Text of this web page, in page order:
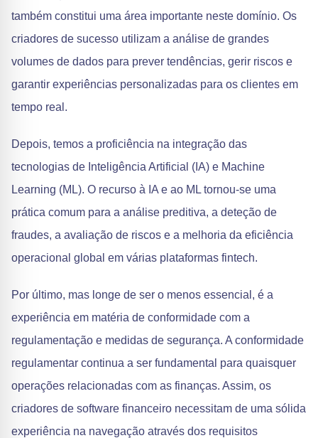
também constitui uma área importante neste domínio. Os
criadores de sucesso utilizam a análise de grandes
volumes de dados para prever tendências, gerir riscos e
garantir experiências personalizadas para os clientes em
tempo real.
Depois, temos a proficiência na integração das
tecnologias de Inteligência Artificial (IA) e Machine
Learning (ML). O recurso à IA e ao ML tornou-se uma
prática comum para a análise preditiva, a deteção de
fraudes, a avaliação de riscos e a melhoria da eficiência
operacional global em várias plataformas fintech.
Por último, mas longe de ser o menos essencial, é a
experiência em matéria de conformidade com a
regulamentação e medidas de segurança. A conformidade
regulamentar continua a ser fundamental para quaisquer
operações relacionadas com as finanças. Assim, os
criadores de software financeiro necessitam de uma sólida
experiência na navegação através dos requisitos